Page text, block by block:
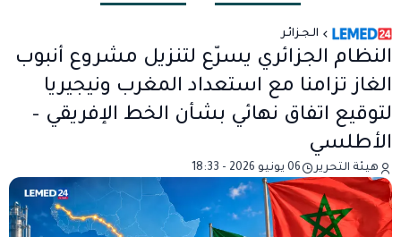
الـجـزائـر
النظام الجزائري يسرّع لتنزيل مشروع أنبوب
الغاز تزامنا مع استعداد المغرب ونيجيريا
لتوقيع اتفاق نهائي بشأن الخط الإفريقي –
الأطلسي
هيئة التحرير 06 يونيو 2026 - 18:33